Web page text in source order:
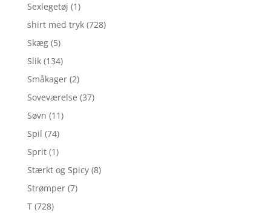
Sexlegetøj (1)
shirt med tryk (728)
Skæg (5)
Slik (134)
Småkager (2)
Soveværelse (37)
Søvn (11)
Spil (74)
Sprit (1)
Stærkt og Spicy (8)
Strømper (7)
T (728)